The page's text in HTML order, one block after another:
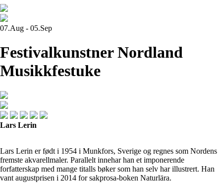
07.Aug - 05.Sep
Festivalkunstner Nordland
Musikkfestuke
Lars Lerin
Lars Lerin er født i 1954 i Munkfors, Sverige og regnes som Nordens
fremste akvarellmaler. Parallelt innehar han et imponerende
forfatterskap med mange titalls bøker som han selv har illustrert. Han
vant augustprisen i 2014 for sakprosa-boken Naturlära.